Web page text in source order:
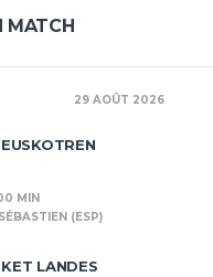
MATCH
29 AOÛT 2026
LANDES
MIN
(ESP)